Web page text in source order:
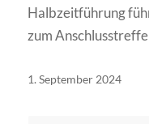
Halbzeitführung
zum
1. September 2024